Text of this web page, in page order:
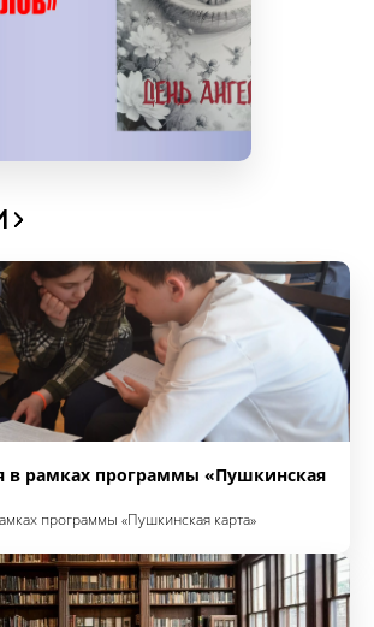
в рамках программы «Пушкинская
программы «Пушкинская карта»